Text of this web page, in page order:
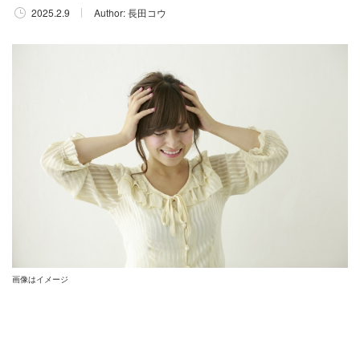
2025.2.9 Author:長田コウ
画像はイメージ